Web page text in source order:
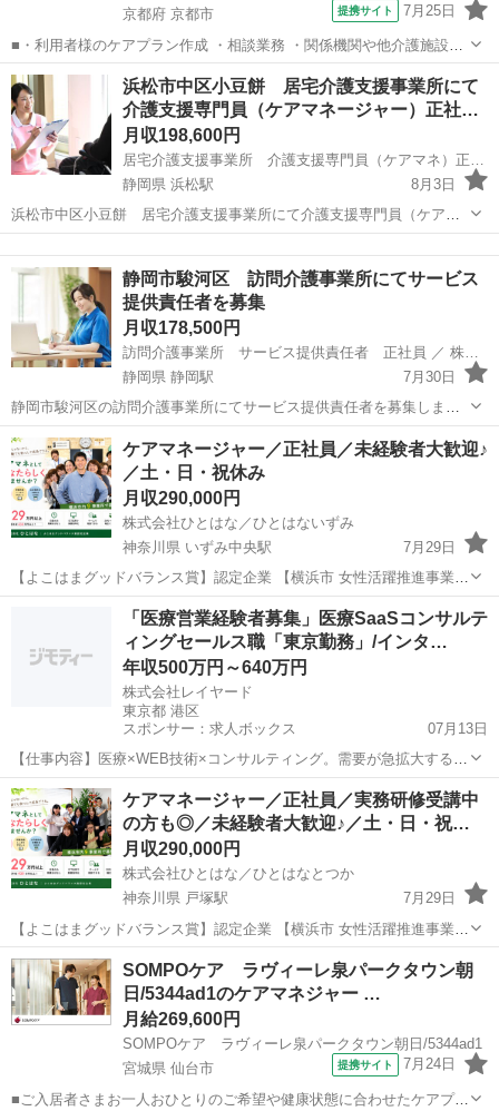
京都府 京都市
提携サイト 7月25日
■・利用者様のケアプラン作成 ・相談業務 ・関係機関や他介護施設と
のサービス調整をお願いしています。 ■月給 ［1］主任：314,500円～
［2］289,500円～ ※基本給250,000円＋職能手当16,000円＋精勤手...
京都 京都市 ケアマネージャー
浜松市中区小豆餅 居宅介護支援事業所にて
介護支援専門員（ケアマネージャー）正社…
月収198,600円
静岡県 浜松駅
8月3日
浜松市中区小豆餅 居宅介護支援事業所にて介護支援専門員（ケアマ
ネージャー） 正社員を募集しております。 ◆仕事内容◆ 在宅で生活
されている方の介護に関する相談業務を行ないます。 ・毎月ご利用者
様のお宅（浜松市内）に...静岡市駿河区 訪問介護事業所にてサービス
提供責任者を募集
月収178,500円
訪問介護事業所 サービス提供責任者 正社員 ／ 株式会社Going
静岡県 静岡駅
7月30日
静岡市駿河区の訪問介護事業所にてサービス提供責任者を募集しま
す。 ◆仕事内容◆ ・ご利用者宅に訪問して介護サービス提供 （身体
介護・生活援助） ・アセスメント ・書類作成 ・担当者会議 ・シフト
作成 ・訪...
静岡 静岡市 静岡駅 ケアマネージャー
ケアマネージャー／正社員／未経験者大歓迎♪
／土・日・祝休み
月収290,000円
株式会社ひとはな／ひとはないずみ
神奈川県 いずみ中央駅
7月29日
【よこはまグッドバランス賞】認定企業 【横浜市 女性活躍推進事業】
事例企業 ✅福利厚生が充実 ✅残業なし ✅子育て両立 ✅未経験でも安心
充実の研修制度 ✅ケアマネ多数在籍 ✅ケアマネならではの手当も充...
いずみ中央駅 ケアマネージャー 業務
「医療営業経験者募集」医療SaaSコンサルテ
ィングセールス職「東京勤務」/インタ…
年収500万円～640万円
株式会社レイヤード
東京都 港区
スポンサー：求人ボックス
07月13日
【仕事内容】医療×WEB技術×コンサルティング。需要が急拡大する医
療クラウドサービスのプロフェッショナルとして、医療者と生活者の
成功体験を支援する! 仕事内容: <具体的な仕事内容> 関東地域の医療
機関へのデモや導入を担当 医療機...
正社員
ケアマネージャー／正社員／実務研修受講中
の方も◎／未経験者大歓迎♪／土・日・祝…
月収290,000円
株式会社ひとはな／ひとはなとつか
神奈川県 戸塚駅
7月29日
【よこはまグッドバランス賞】認定企業 【横浜市 女性活躍推進事業】
事例企業 ✅福利厚生が充実 ✅残業なし ✅子育て両立 ✅未経験でも安心
充実の研修制度 ✅ケアマネ多数在籍 ✅ケアマネならではの手当も充...
神奈川 横浜市 ケアマネージャー 業務
SOMPOケア ラヴィーレ泉パークタウン朝
日/5344ad1のケアマネジャー …
月給269,600円
SOMPOケア ラヴィーレ泉パークタウン朝日/5344ad1
宮城県 仙台市
提携サイト 7月24日
■ご入居者さまお一人おひとりのご希望や健康状態に合わせたケアプラ